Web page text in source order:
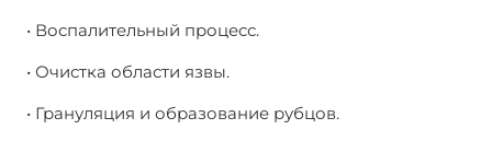
• Воспалительный процесс.
• Очистка области язвы.
• Грануляция и образование рубцов.